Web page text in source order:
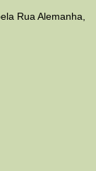
Rua Alemanha,